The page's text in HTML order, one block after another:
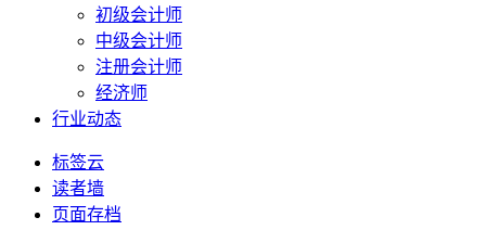
初级会计师
中级会计师
注册会计师
经济师
行业动态
标签云
读者墙
页面存档